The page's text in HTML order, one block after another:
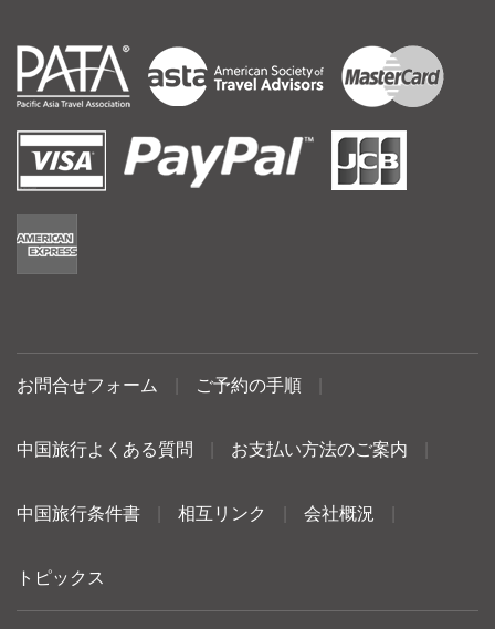
お問合せフォーム ご予約の手順
中国旅行よくある質問 お支払い方法のご案内
中国旅行条件書 相互リンク 会社概況
トピックス